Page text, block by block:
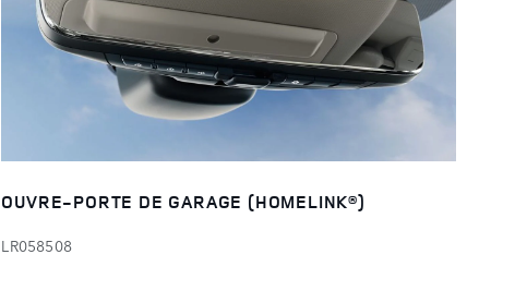
OUVRE-PORTE DE GARAGE (HOMELINK®)
LR058508